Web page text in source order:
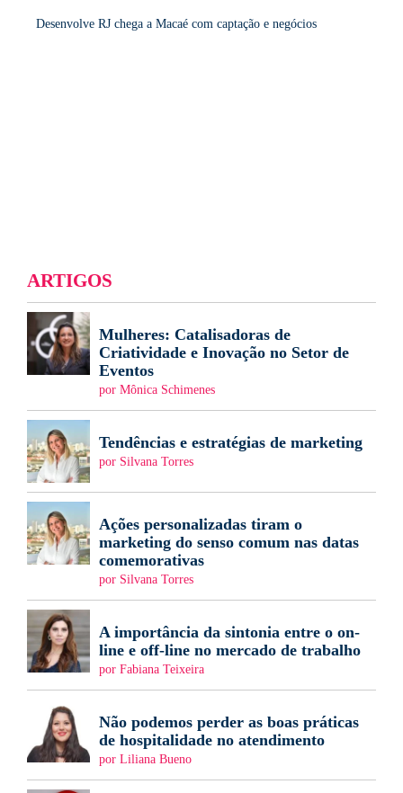
Desenvolve RJ chega a Macaé com captação e negócios
ARTIGOS
Mulheres: Catalisadoras de
Criatividade e Inovação no Setor de
Eventos
por Mônica Schimenes
Tendências e estratégias de marketing
por Silvana Torres
Ações personalizadas tiram o
marketing do senso comum nas datas
comemorativas
por Silvana Torres
A importância da sintonia entre o on-
line e off-line no mercado de trabalho
por Fabiana Teixeira
Não podemos perder as boas práticas
de hospitalidade no atendimento
por Liliana Bueno